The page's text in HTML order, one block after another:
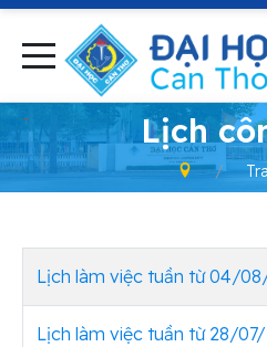
- Lịch
Lịch làm việc tuần từ 04/
Lịch làm việc tuần từ 28/